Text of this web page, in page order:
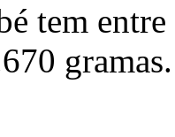
tem
gramas.